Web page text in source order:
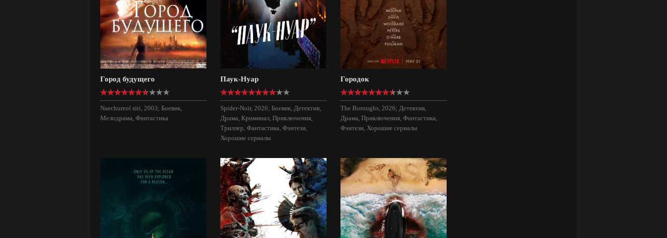
Город будущего
Naechureol siti, 2003; Боевик,
Мелодрама, Фантастика
Паук-Нуар
Spider-Noir, 2026; Боевик, Детектив,
Драма, Криминал, Приключения,
Триллер, Фантастика, Фэнтези,
Хорошие сериалы
Городок
The Boroughs, 2026; Детектив,
Драма, Приключения, Фантастика,
Фэнтези, Хорошие сериалы